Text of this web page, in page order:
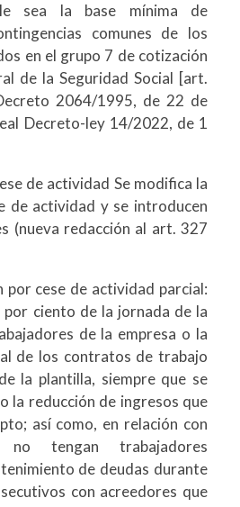
sea la base mínima de
comunes de los
en el grupo 7 de cotización
de la Seguridad Social [art.
2064/1995, de 22 de
Decreto-ley 14/2022, de 1
de actividad Se modifica la
de actividad y se introducen
(nueva redacción al art. 327
por cese de actividad parcial:
ciento de la jornada de la
de la empresa o la
de los contratos de trabajo
la plantilla, siempre que se
la reducción de ingresos que
así como, en relación con
no tengan trabajadores
de deudas durante
con acreedores que